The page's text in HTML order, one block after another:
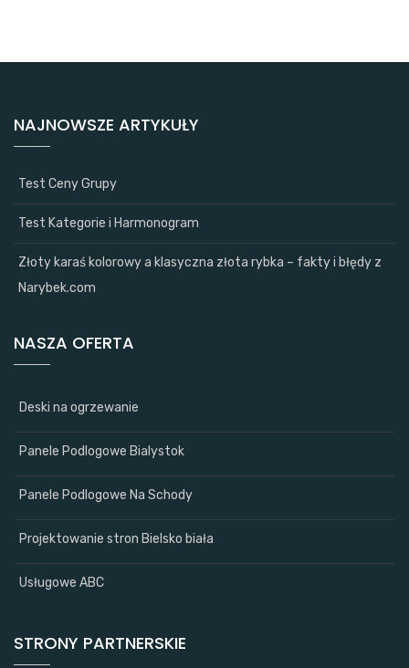
NAJNOWSZE ARTYKUŁY
Test Ceny Grupy
Test Kategorie i Harmonogram
Złoty karaś kolorowy a klasyczna złota rybka – fakty i błędy z
Narybek.com
NASZA OFERTA
Deski na ogrzewanie
Panele Podlogowe Bialystok
Panele Podlogowe Na Schody
Projektowanie stron Bielsko biała
Usługowe ABC
STRONY PARTNERSKIE